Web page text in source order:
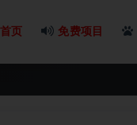
首页 免费项目